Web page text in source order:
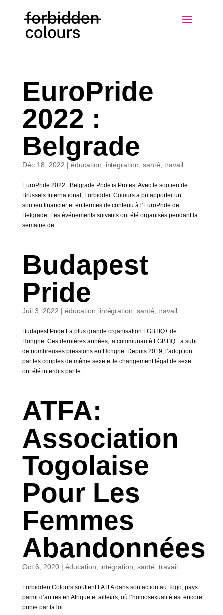
EuroPride
2022 :
Belgrade
Déc 18, 2022 | éducation intégration santé travail
EuroPride 2022 : Belgrade Pride is Protest Avec le soutien de
Brussels.International, Forbidden Colours a pu apporter un
soutien financier et en termes de contenu à l’EuroPride de
Belgrade. Les événements suivants ont été organisés pendant la
semaine de...
Budapest
Pride
Juil 3, 2022 | éducation intégration santé travail
Budapest Pride La plus grande organisation LGBTIQ+ de
Hongrie. Ces dernières années, la communauté LGBTIQ+ a subi
de nombreuses pressions en Hongrie. Depuis 2019, l’adoption
par les couples de même sexe et le changement légal de sexe
ont été interdits par le...
ATFA:
Association
Togolaise
Pour Les
Femmes
Abandonnées
Oct 6, 2020| éducation intégration santé travail
Forbidden Colours soutient l’ATFA dans son action au Togo, pays
parmi d’autres en Afrique et ailleurs, où l’homosexualité est encore
punie par la loi …